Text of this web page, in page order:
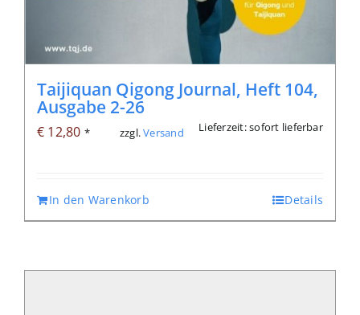
Taijiquan Qigong Journal, Heft 104,
Ausgabe 2-26
€ 12,80 * zzgl.Versand Lieferzeit: sofort lieferbar
In den Warenkorb Details